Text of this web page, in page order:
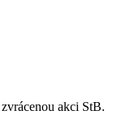
akci StB.